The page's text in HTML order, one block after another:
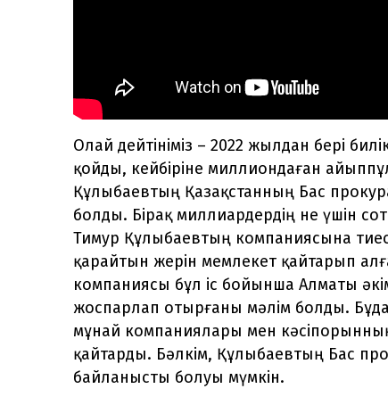
Олай дейтініміз – 2022 жылдан бері
қойды, кейбіріне миллиондаған
Құлыбаевтың Қазақстанның Бас
болды. Бірақ миллиардердің не үшін
Тимур Құлыбаевтың компаниясына
қарайтын жерін мемлекет қайтарып
компаниясы бұл іс бойынша Алматы
жоспарлап отырғаны мәлім болды.
мұнай компаниялары мен
қайтарды. Бәлкім, Құлыбаевтың Бас
байланысты болуы мүмкін.